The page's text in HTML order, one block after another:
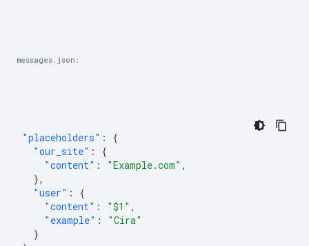
messages.json:
"placeholders" :
{
"our_site" :
{
"content" : "Example.com" ,
},
"user" :
{
"content" : "$1" ,
"example" :
"Cira"
}